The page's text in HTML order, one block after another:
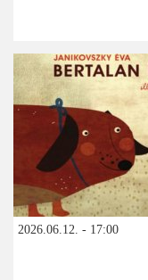
2026.06.12. - 17:00